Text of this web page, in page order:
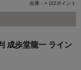
在庫：× |22ポイント
成歩堂龍一 ライン